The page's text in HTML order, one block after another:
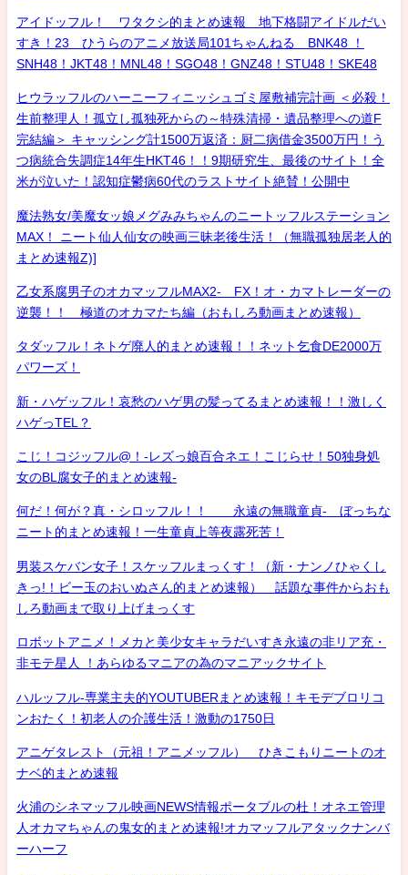
アイドッフル！ ワタクシ的まとめ速報 地下格闘アイドルだい
すき！23 ひうらのアニメ放送局101ちゃんねる BNK48 ！
SNH48！JKT48！MNL48！SGO48！GNZ48！STU48！SKE48
ヒウラッフルのハーニーフィニッシュゴミ屋敷補完計画 ＜必殺！
生前整理人！孤立し孤独死からの～特殊清掃・遺品整理への道F
完結編＞ キャッシング計1500万返済：厨二病借金3500万円！う
つ病統合失調症14年生HKT46！！9期研究生、最後のサイト！全
米が泣いた！認知症鬱病60代のラストサイト絶賛！公開中
魔法熟女/美魔女ッ娘メグみみちゃんのニートッフルステーション
MAX！ ニート仙人仙女の映画三昧老後生活！（無職孤独居老人的
まとめ速報Z)]
乙女系腐男子のオカマッフルMAX2- FX！オ・カマトレーダーの
逆襲！！ 極道のオカマたち編（おもしろ動画まとめ速報）
タダッフル！ネトゲ廃人的まとめ速報！！ネット乞食DE2000万
パワーズ！
新・ハゲッフル！哀愁のハゲ男の髪ってるまとめ速報！！激しく
ハゲっTEL？
こじ！コジッフル@！-レズっ娘百合ネエ！こじらせ！50独身処
女のBL腐女子的まとめ速報-
何だ！何が？真・シロッフル！！ 永遠の無職童貞- ぼっちな
ニート的まとめ速報！一生童貞上等夜露死苦！
男装スケバン女子！スケッフルまっくす！（新・ナンノひゃくし
きっ!！ビー玉のおいぬさん的まとめ速報） 話題な事件からおも
しろ動画まで取り上げまっくす
ロボットアニメ！メカと美少女キャラだいすき永遠の非リア充・
非モテ星人 ！あらゆるマニアの為のマニアックサイト
ハルッフル-専業主夫的YOUTUBERまとめ速報！キモデブロリコ
ンおたく！初老人の介護生活！激動の1750日
アニゲタレスト（元祖！アニメッフル） ひきこもりニートのオ
ナベ的まとめ速報
火浦のシネマッフル映画NEWS情報ポータブルの杜！オネエ管理
人オカマちゃんの鬼女的まとめ速報!オカマッフルアタックナンバ
ーハーフ